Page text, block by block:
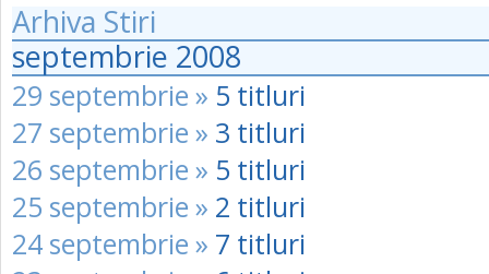
Arhiva Stiri
septembrie 2008
29 septembrie » 5 titluri
27 septembrie » 3 titluri
26 septembrie » 5 titluri
25 septembrie » 2 titluri
24 septembrie » 7 titluri